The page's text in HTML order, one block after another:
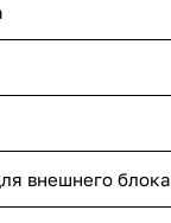
внешнего блока